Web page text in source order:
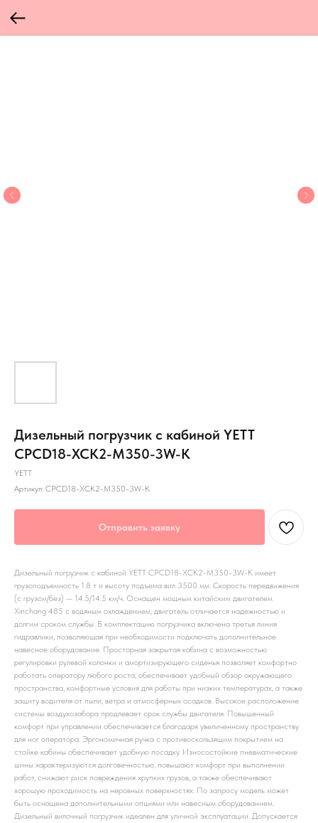
Дизельный погрузчик с кабиной YETT
CPCD18-XCK2-M350-3W-K
YETT
Артикул: CPCD18-XCK2-M350-3W-K
Отправить заявку
Дизельный погрузчик с кабиной YETT CPCD18-XCK2-M350-3W-K имеет
грузоподъемность 1.8 т и высоту подъема вил 3500 мм. Скорость передвижения
(с грузом/без) — 14.5/14.5 км/ч. Оснащен мощным китайским двигателем
Xinchang 485 с водяным охлаждением; двигатель отличается надежностью и
долгим сроком службы. В комплектацию погрузчика включена третья линия
гидравлики, позволяющая при необходимости подключать дополнительное
навесное оборудование. Просторная закрытая кабина с возможностью
регулировки рулевой колонки и амортизирующего сиденья позволяет комфортно
работать оператору любого роста, обеспечивает удобный обзор окружающего
пространства, комфортные условия для работы при низких температурах, а также
защиту водителя от пыли, ветра и атмосферных осадков. Высокое расположение
системы воздухозабора продлевает срок службы двигателя. Повышенный
комфорт при управлении обеспечивается благодаря увеличенному пространству
для ног оператора. Эргономичная ручка с противоскользящим покрытием на
стойке кабины обеспечивает удобную посадку. Износостойкие пневматические
шины характеризуются долговечностью, повышают комфорт при выполнении
работ, снижают риск повреждения хрупких грузов, а также обеспечивают
хорошую проходимость на неровных поверхностях. По запросу модель может
быть оснащена дополнительными опциями или навесным оборудованием.
Дизельный вилочный погрузчик идеален для уличной эксплуатации. Допускается